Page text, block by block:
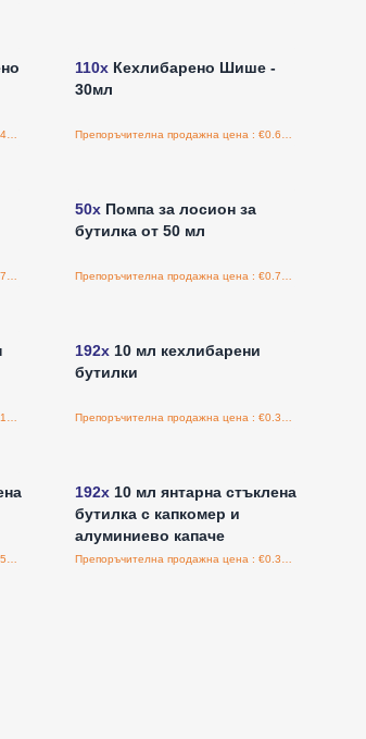
Препоръчителна продажна цена : €0.48/бройка
110x Кехлибарено Шише -
30мл
50x Помпа за лосион за
бутилка от 50 мл
192x 10 мл кехлибарени
бутилки
192x 10 мл янтарна стъклена
бутилка с капкомер и
алуминиево капаче